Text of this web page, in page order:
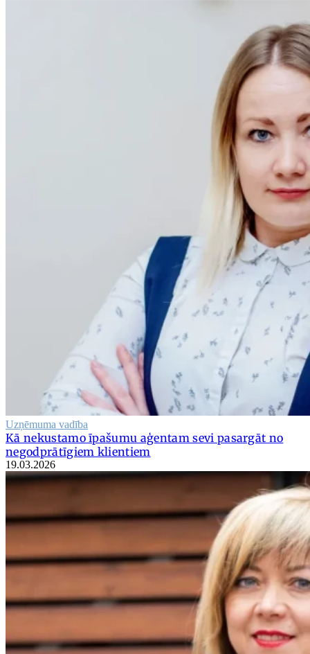
Uzņēmuma vadība
Kā nekustamo īpašumu aģentam sevi pasargāt no
negodprātīgiem klientiem
19.03.2026